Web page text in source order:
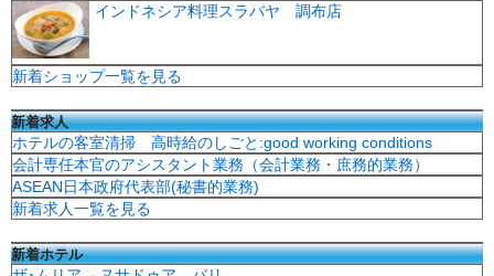
インドネシア料理スラバヤ 調布店
新着ショップ一覧を見る
新着求人
ホテルの客室清掃 高時給のしごと:good working conditions
会計専任本官のアシスタント業務（会計業務・庶務的業務）
ASEAN日本政府代表部(秘書的業務)
新着求人一覧を見る
新着ホテル